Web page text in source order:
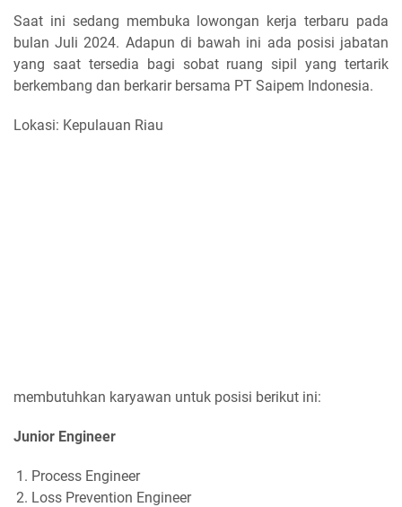
Saat ini sedang membuka lowongan kerja terbaru pada
bulan Juli 2024. Adapun di bawah ini ada posisi jabatan
yang saat tersedia bagi sobat ruang sipil yang tertarik
berkembang dan berkarir bersama PT Saipem Indonesia.
Lokasi: Kepulauan Riau
membutuhkan karyawan untuk posisi berikut ini:
Junior Engineer
Process Engineer
Loss Prevention Engineer